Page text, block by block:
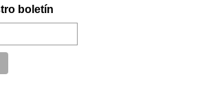
boletín